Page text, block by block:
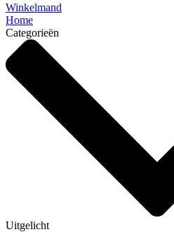
Winkelmand
Home
Categorieën
Uitgelicht